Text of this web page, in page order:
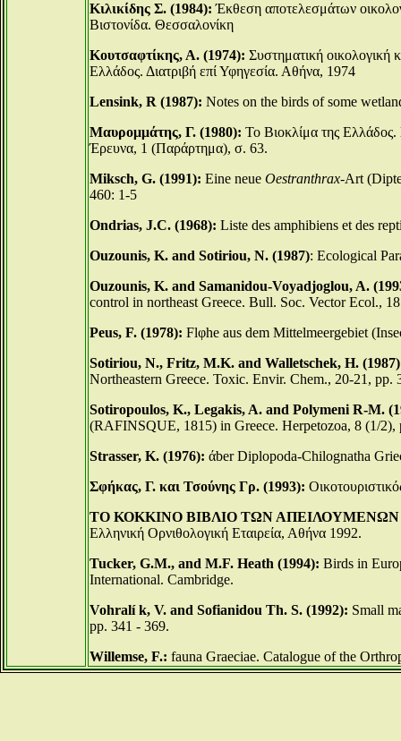
Κιλικίδης Σ. (1984): Έκθεση αποτελεσμάτων
Βιστονίδα. Θεσσαλονίκη
Κουτσαφτίκης, Α. (1974): Συστηματική οικολογική
Ελλάδος. Διατριβή επί Υφηγεσία. Αθήνα, 1974
Lensink, R (1987): Notes on the birds of some
Μαυρομμάτης, Γ. (1980): Το Βιοκλίμα της Ελλάδος.
Έρευνα, 1 (Παράρτημα), σ. 63.
Miksch, G. (1991): Eine neue Oestranthrax-Art
460: 1-5
Ondrias, J.C. (1968): Liste des amphibiens et des
Ouzounis, K. and Sotiriou, N. (1987): Ecological
Ouzounis, K. and Samanidou-Voyadjoglou, A.
control in northeast Greece. Bull. Soc. Vector Ecol.,
Peus, F. (1978): Flφhe aus dem Mittelmeergebiet
Sotiriou, N., Fritz, M.K. and Walletschek, H.
Northeastern Greece. Toxic. Envir. Chem., 20-21, pp.
Sotiropoulos, K., Legakis, A. and Polymeni R-M.
(RAFINSQUE, 1815) in Greece. Herpetozoa, 8 (1/2),
Strasser, K. (1976): άber Diplopoda-Chilognatha
Σφήκας, Γ. και Τσούνης Γρ. (1993):
ΤΟ ΚΟΚΚΙΝΟ ΒΙΒΛΙΟ ΤΩΝ
Ελληνική Ορνιθολογική Εταιρεία, Αθήνα 1992.
Tucker, G.M., and M.F. Heath (1994): Birds in
International. Cambridge.
Vohralí k, V. and Sofianidou Th. S. (1992): Small
pp. 341 - 369.
Willemse, F.: fauna Graeciae. Catalogue of the